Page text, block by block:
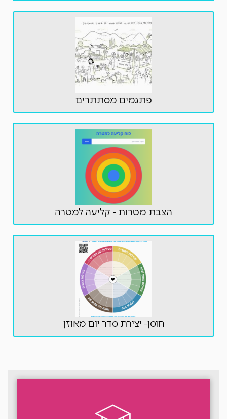
פתגמים מסתתרים
הצבת מטרות - קליעה למטרה
חוסן- יצירת סדר יום מאוזן